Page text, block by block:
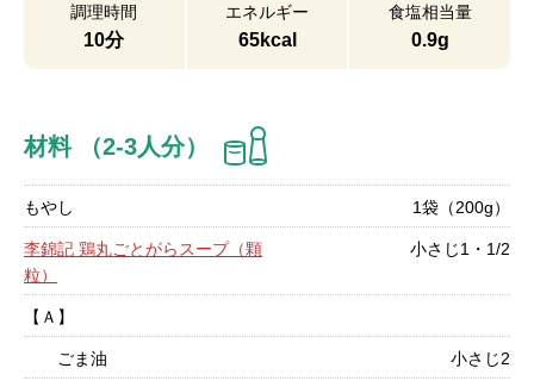
調理時間
10分
エネルギー
65kcal
食塩相当量
0.9g
材料 （2-3人分）
もやし 1袋（200g）
李錦記 鶏丸ごとがらスープ（顆
粒）
小さじ1・1/2
【Ａ】
ごま油 小さじ2